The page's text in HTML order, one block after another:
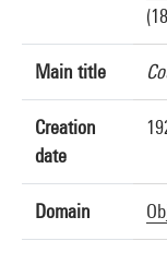
Main title
Creation
date
Domain